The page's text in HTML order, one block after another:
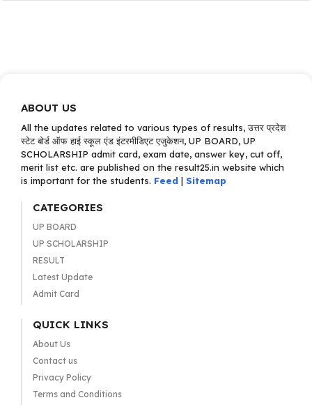
ABOUT US
All the updates related to various types of results, उत्तर प्रदेश
स्टेट बोर्ड ऑफ हाई स्कूल एंड इंटरमीडिएट एजुकेशन, UP BOARD, UP
SCHOLARSHIP admit card, exam date, answer key, cut off,
merit list etc. are published on the result25.in website which
is important for the students. Feed | Sitemap
CATEGORIES
UP BOARD
UP SCHOLARSHIP
RESULT
Latest Update
Admit Card
QUICK LINKS
About Us
Contact us
Privacy Policy
Terms and Conditions